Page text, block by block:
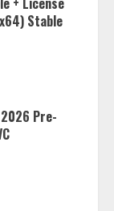
Stable
Pre-